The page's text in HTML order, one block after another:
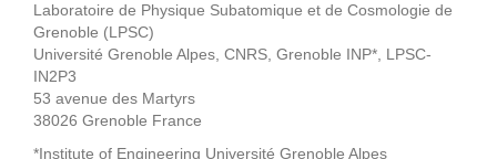
Laboratoire de Physique Subatomique et de Cosmologie de
Grenoble (LPSC)
Université Grenoble Alpes, CNRS, Grenoble INP*, LPSC-
IN2P3
53 avenue des Martyrs
38026 Grenoble France
*Institute of Engineering Université Grenoble Alpes